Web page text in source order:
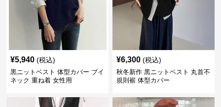
¥5,940 (税込)
黒ニットベスト 体型カバー ブイ
ネック 重ね着 女性用
¥6,300 (税込)
秋冬新作 黒ニットベスト 丸首不
規則裾 体型カバー